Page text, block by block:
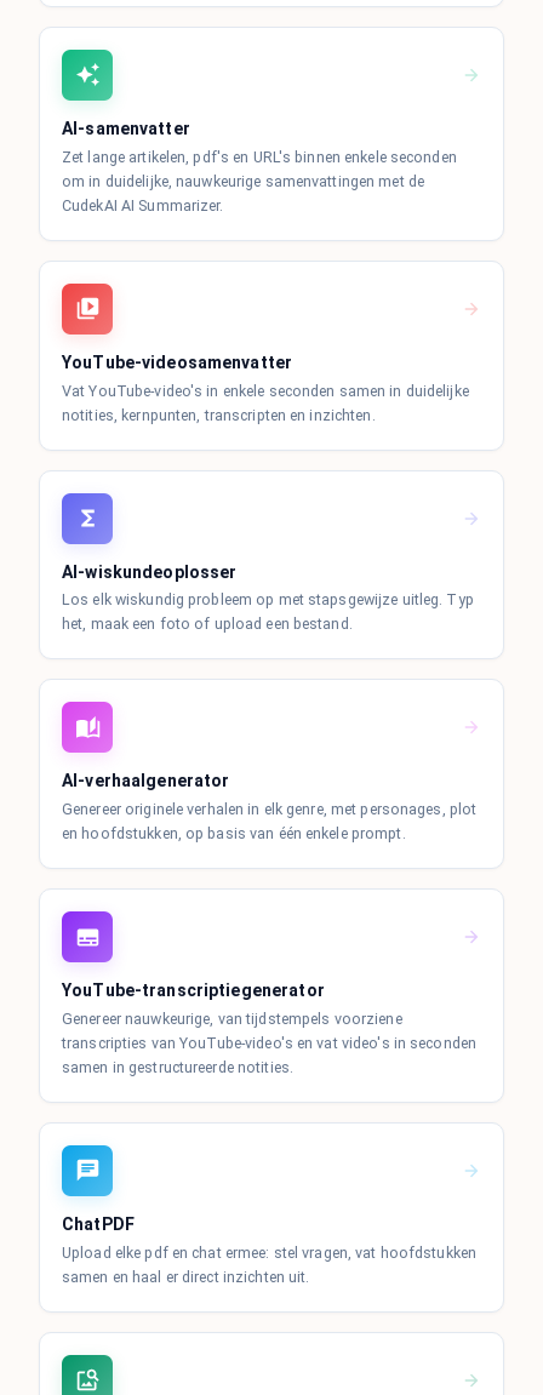
AI-samenvatter
Zet lange artikelen, pdf's en URL's binnen enkele seconden
om in duidelijke, nauwkeurige samenvattingen met de
CudekAI AI Summarizer.
YouTube-videosamenvatter
Vat YouTube-video's in enkele seconden samen in duidelijke
notities, kernpunten, transcripten en inzichten.
AI-wiskundeoplosser
Los elk wiskundig probleem op met stapsgewijze uitleg. Typ
het, maak een foto of upload een bestand.
AI-verhaalgenerator
Genereer originele verhalen in elk genre, met personages, plot
en hoofdstukken, op basis van één enkele prompt.
YouTube-transcriptiegenerator
Genereer nauwkeurige, van tijdstempels voorziene
transcripties van YouTube-video's en vat video's in seconden
samen in gestructureerde notities.
ChatPDF
Upload elke pdf en chat ermee: stel vragen, vat hoofdstukken
samen en haal er direct inzichten uit.